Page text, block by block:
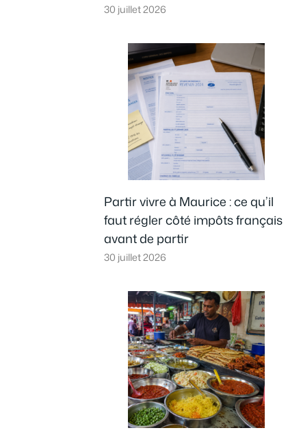
30 juillet 2026
Partir vivre à Maurice : ce qu’il
faut régler côté impôts français
avant de partir
30 juillet 2026